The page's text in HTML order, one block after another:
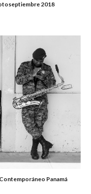
2018
Panamá